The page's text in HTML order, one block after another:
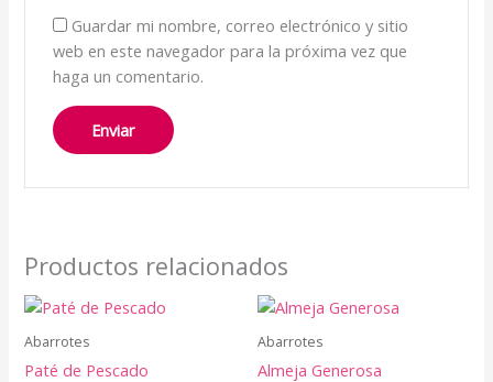
Guardar mi nombre, correo electrónico y sitio
web en este navegador para la próxima vez que
haga un comentario.
Productos relacionados
Abarrotes
Paté de Pescado
Abarrotes
Almeja Generosa